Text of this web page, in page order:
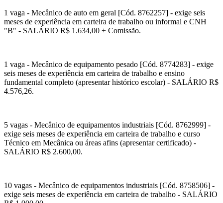
1 vaga - Mecânico de auto em geral [Cód. 8762257] - exige seis
meses de experiência em carteira de trabalho ou informal e CNH
"B" - SALÁRIO R$ 1.634,00 + Comissão.
1 vaga - Mecânico de equipamento pesado [Cód. 8774283] - exige
seis meses de experiência em carteira de trabalho e ensino
fundamental completo (apresentar histórico escolar) - SALÁRIO R$
4.576,26.
5 vagas - Mecânico de equipamentos industriais [Cód. 8762999] -
exige seis meses de experiência em carteira de trabalho e curso
Técnico em Mecânica ou áreas afins (apresentar certificado) -
SALÁRIO R$ 2.600,00.
10 vagas - Mecânico de equipamentos industriais [Cód. 8758506] -
exige seis meses de experiência em carteira de trabalho - SALÁRIO